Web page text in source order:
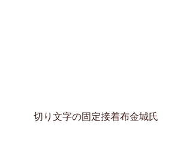
切り文字の固定接着布金城氏